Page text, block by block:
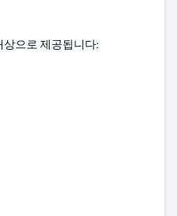
상으로 제공됩니다: